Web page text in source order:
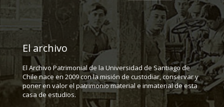
El archivo
El Archivo Patrimonial de la Universidad de Santiago de
Chile nace en 2009 con la misión de custodiar, conservar y
poner en valor el patrimonio material e inmaterial de esta
casa de estudios.